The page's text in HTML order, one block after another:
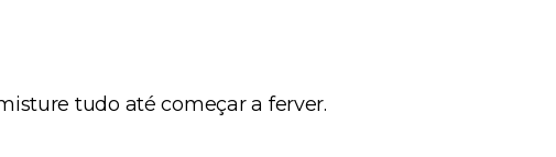
tudo até começar a ferver.